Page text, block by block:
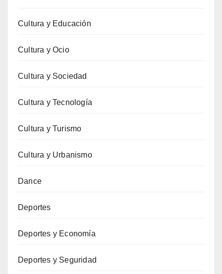
Cultura y Educación
Cultura y Ocio
Cultura y Sociedad
Cultura y Tecnología
Cultura y Turismo
Cultura y Urbanismo
Dance
Deportes
Deportes y Economía
Deportes y Seguridad